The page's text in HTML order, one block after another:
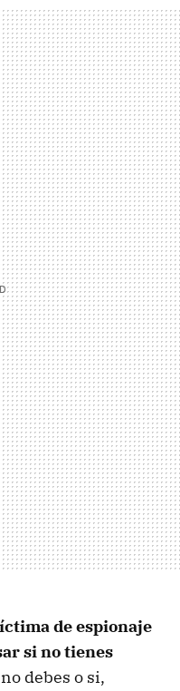
de espionaje
si no tienes
debes o si,